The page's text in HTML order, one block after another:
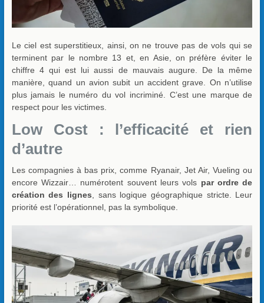
Le ciel est superstitieux, ainsi, on ne trouve pas de vols qui se
terminent par le nombre 13 et, en Asie, on préfère éviter le
chiffre 4 qui est lui aussi de mauvais augure. De la même
manière, quand un avion subit un accident grave. On n’utilise
plus jamais le numéro du vol incriminé. C’est une marque de
respect pour les victimes.
Low Cost : l’efficacité et rien
d’autre
Les compagnies à bas prix, comme Ryanair, Jet Air, Vueling ou
encore Wizzair… numérotent souvent leurs vols par ordre de
création des lignes , sans logique géographique stricte. Leur
priorité est l’opérationnel, pas la symbolique.